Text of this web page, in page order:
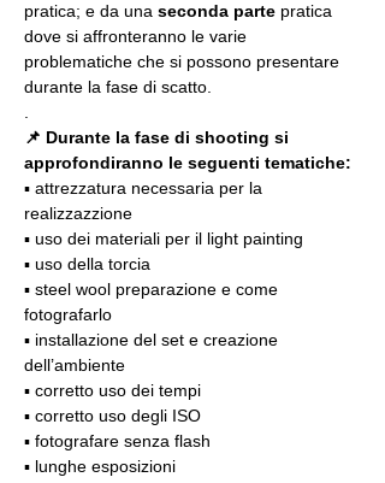
pratica; e da una seconda parte pratica
dove si affronteranno le varie
problematiche che si possono presentare
durante la fase di scatto.
📌 Durante la fase di shooting si
approfondiranno le seguenti tematiche:
▪️ attrezzatura necessaria per la
realizzazzione
▪️ uso dei materiali per il light painting
▪️ uso della torcia
▪️ steel wool preparazione e come
fotografarlo
▪️ installazione del set e creazione
dell’ambiente
▪️ corretto uso dei tempi
▪️ corretto uso degli ISO
▪️ fotografare senza flash
▪️ lunghe esposizioni